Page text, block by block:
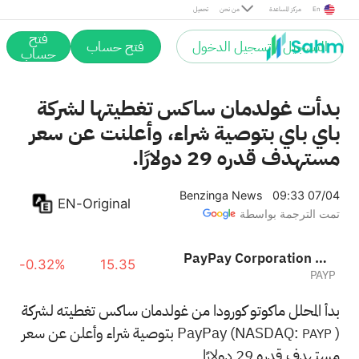
تحميل من نحن مركز المساعدة En
التسجيل / تسجيل الدخول فتح حساب فتح
حساب
بدأت غولدمان ساكس تغطيتها لشركة
باي باي بتوصية شراء، وأعلنت عن سعر
مستهدف قدره 29 دولارًا.
Benzinga News
09:33 07/04
تمت الترجمة بواسطة
EN-Original
PayPay Corporation Sponsored ADR
PAYP
15.35
-0.32%
بدأ المحلل ماكوتو كورودا من غولدمان ساكس تغطيته لشركة
PayPay (NASDAQ: PAYP
) بتوصية شراء وأعلن عن سعر